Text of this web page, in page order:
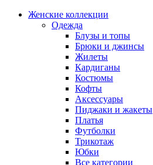
Женские коллекции
Одежда
Блузы и топы
Брюки и джинсы
Жилеты
Кардиганы
Костюмы
Кофты
Аксессуары
Пиджаки и жакеты
Платья
Футболки
Трикотаж
Юбки
Все категории